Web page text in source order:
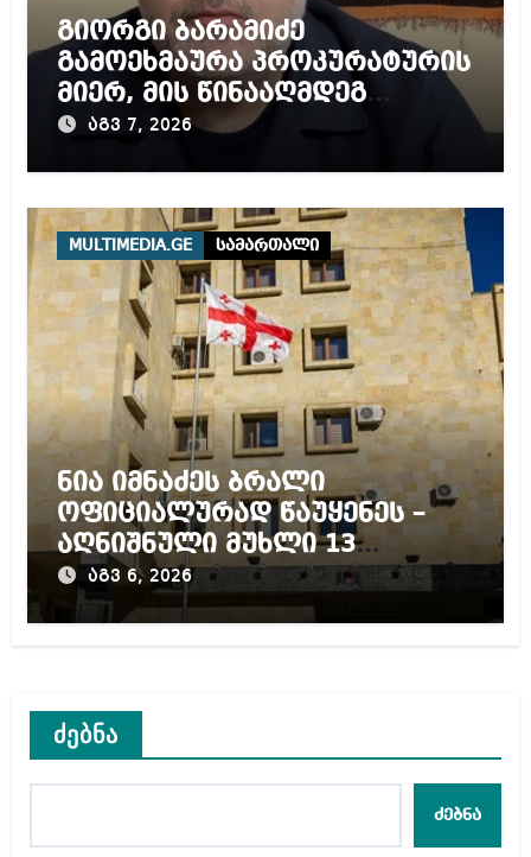
გიორგი ბარამიძე
გამოეხმაურა პროკურატურის
მიერ, მის წინააღმდეგ
დაწყებულ გამოძიებას
აგვ 7, 2026
MULTIMEDIA.GE სამართალი
ნია იმნაძეს ბრალი
ოფიციალურად წაუყენეს –
აღნიშნული მუხლი 13
წლამდე პატიმრობას
ითვალისწინებს
აგვ 6, 2026
ძებნა
ძებნა